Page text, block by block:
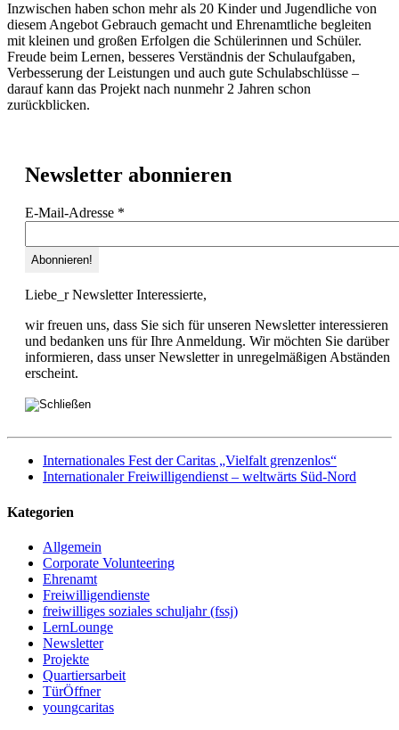
Inzwischen haben schon mehr als 20 Kinder und Jugendliche von
diesem Angebot Gebrauch gemacht und Ehrenamtliche begleiten
mit kleinen und großen Erfolgen die Schülerinnen und Schüler.
Freude beim Lernen, besseres Verständnis der Schulaufgaben,
Verbesserung der Leistungen und auch gute Schulabschlüsse –
darauf kann das Projekt nach nunmehr 2 Jahren schon
zurückblicken.
Newsletter abonnieren
E-Mail-Adresse *
Liebe_r Newsletter Interessierte,
wir freuen uns, dass Sie sich für unseren Newsletter interessieren
und bedanken uns für Ihre Anmeldung. Wir möchten Sie darüber
informieren, dass unser Newsletter in unregelmäßigen Abständen
erscheint.
Internationales Fest der Caritas „Vielfalt grenzenlos“
Internationaler Freiwilligendienst – weltwärts Süd-Nord
Kategorien
Allgemein
Corporate Volunteering
Ehrenamt
Freiwilligendienste
freiwilliges soziales schuljahr (fssj)
LernLounge
Newsletter
Projekte
Quartiersarbeit
TürÖffner
youngcaritas